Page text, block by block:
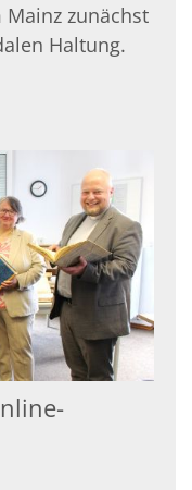
zunächst
Haltung.